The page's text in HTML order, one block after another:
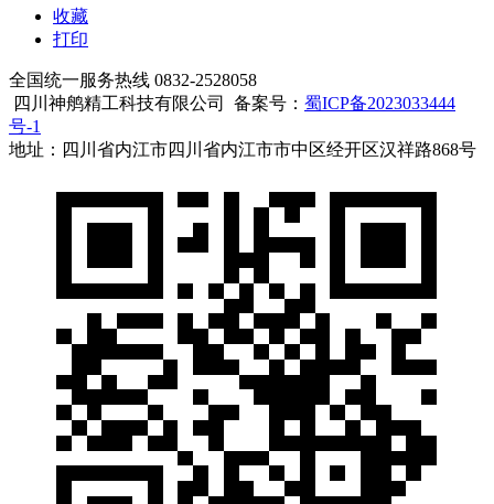
收藏
打印
全国统一服务热线 0832-2528058
四川神鸼精工科技有限公司 备案号： 蜀ICP备2023033444
号-1
地址：四川省内江市四川省内江市市中区经开区汉祥路868号